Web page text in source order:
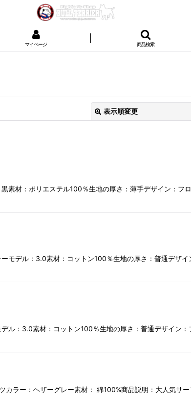
マイページ 商品検索
表示順変更
絞り込む
黒素材：ポリエステル100％生地の厚さ：薄手デザイン：
ーモデル：3.0素材：コットン100％生地の厚さ：普通デ
デル：3.0素材：コットン100％生地の厚さ：普通デザイ
カラー：ヘザーグレー素材： 綿100%商品説明：大人気サ